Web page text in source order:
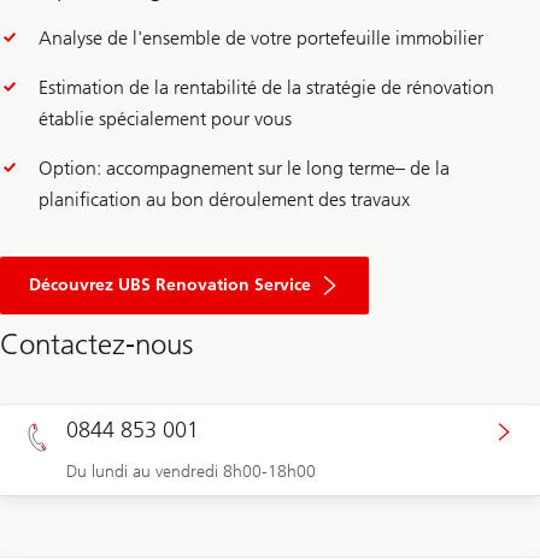
Analyse de l'ensemble de votre portefeuille immobilier
Estimation de la rentabilité de la stratégie de rénovation
établie spécialement pour vous
Option: accompagnement sur le long terme– de la
planification au bon déroulement des travaux
Découvrez UBS Renovation Service
Contactez-nous
0844 853 001
Du lundi au vendredi 8h00-18h00